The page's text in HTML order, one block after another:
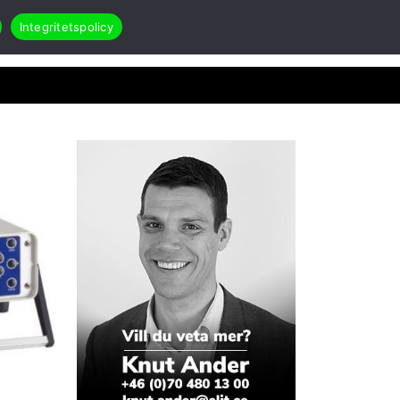
Öppna Applikationer & case
RMA
Integritetspolicy